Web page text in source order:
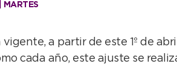
a partir de este 1º de
cada año, este ajuste se